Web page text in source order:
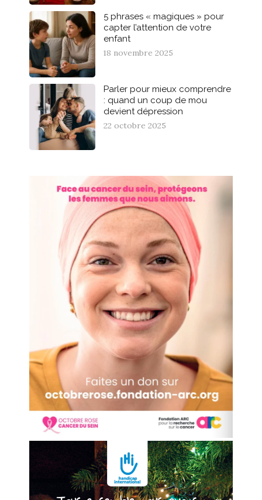
5 phrases « magiques » pour
capter l’attention de votre
enfant
18 novembre 2025
Parler pour mieux comprendre
: quand un coup de mou
devient dépression
22 octobre 2025